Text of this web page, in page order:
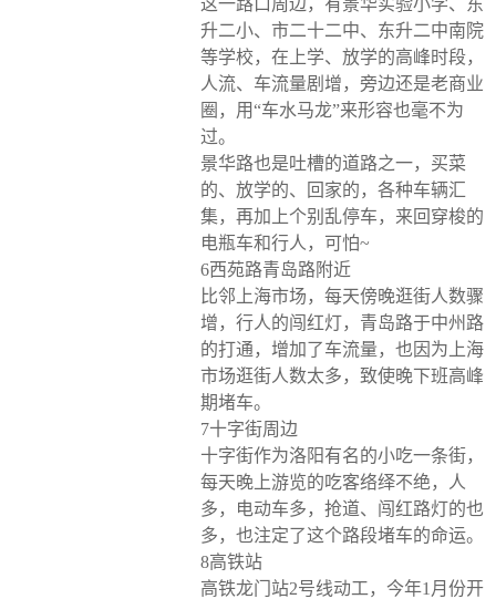
这一路口周边，有景华实验小学、东
升二小、市二十二中、东升二中南院
等学校，在上学、放学的高峰时段，
人流、车流量剧增，旁边还是老商业
圈，用“车水马龙”来形容也毫不为
过。
景华路也是吐槽的道路之一，买菜
的、放学的、回家的，各种车辆汇
集，再加上个别乱停车，来回穿梭的
电瓶车和行人，可怕~
6西苑路青岛路附近
比邻上海市场，每天傍晚逛街人数骤
增，行人的闯红灯，青岛路于中州路
的打通，增加了车流量，也因为上海
市场逛街人数太多，致使晚下班高峰
期堵车。
7十字街周边
十字街作为洛阳有名的小吃一条街，
每天晚上游览的吃客络绎不绝，人
多，电动车多，抢道、闯红路灯的也
多，也注定了这个路段堵车的命运。
8高铁站
高铁龙门站2号线动工，今年1月份开